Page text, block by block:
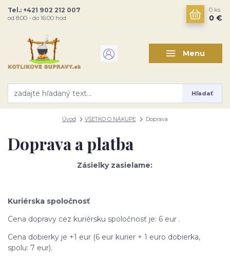
Menu
Hľadať
Tel.: +421 902 212 007
od 8:00 - do 16:00 hod
0 ks
0 €
Úvod VŠETKO O NÁKUPE Doprava
Doprava a platba
Zásielky zasielame:
Kuriérska spoločnosť
Cena dopravy cez kuriérsku spoločnosť je: 6 eur .
Cena dobierky je +1 eur (6 eur kurier + 1 euro dobierka,
spolu: 7 eur).